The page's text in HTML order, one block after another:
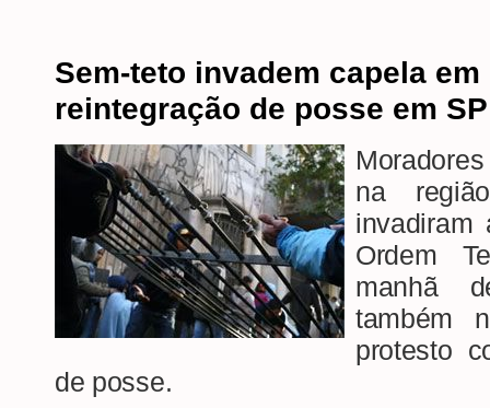
Sem-teto invadem capela
reintegração de posse em SP
na
invadiram
Ordem
manhã
também
protesto
de posse.